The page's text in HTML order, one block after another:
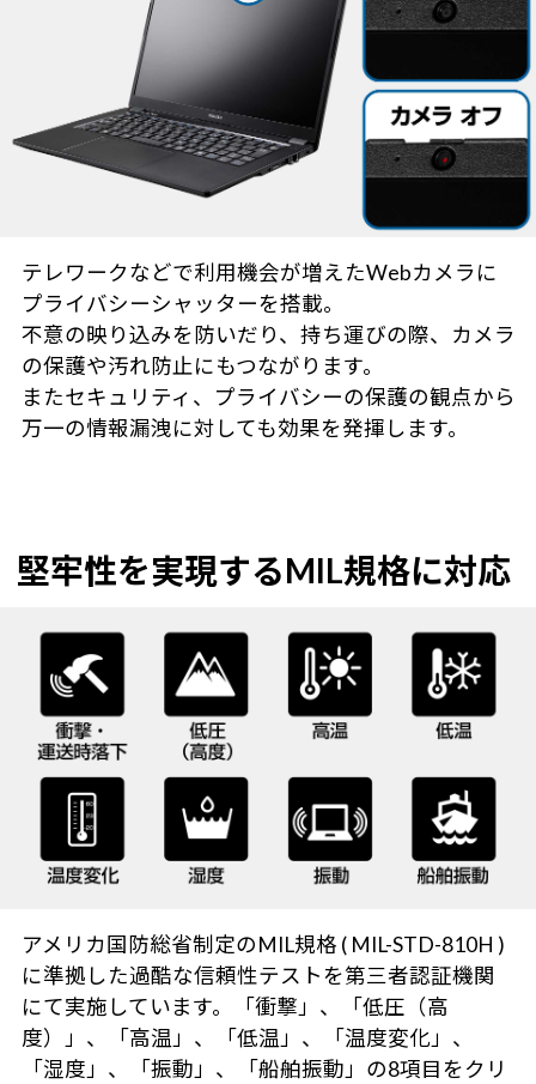
テレワークなどで利用機会が増えたWebカメラに
プライバシーシャッターを搭載。
不意の映り込みを防いだり、持ち運びの際、カメラ
の保護や汚れ防止にもつながります。
またセキュリティ、プライバシーの保護の観点から
万一の情報漏洩に対しても効果を発揮します。
堅牢性を実現するMIL規格に対応
アメリカ国防総省制定のMIL規格 ( MIL-STD-810H )
に準拠した過酷な信頼性テストを第三者認証機関
にて実施しています。「衝撃」、「低圧（高
度）」、「高温」、「低温」、「温度変化」、
「湿度」、「振動」、「船舶振動」の8項目をクリ